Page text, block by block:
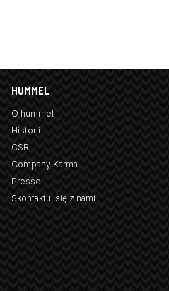
HUMMEL
O hummel
Historii
CSR
Company Karma
Presse
Skontaktuj się z nami